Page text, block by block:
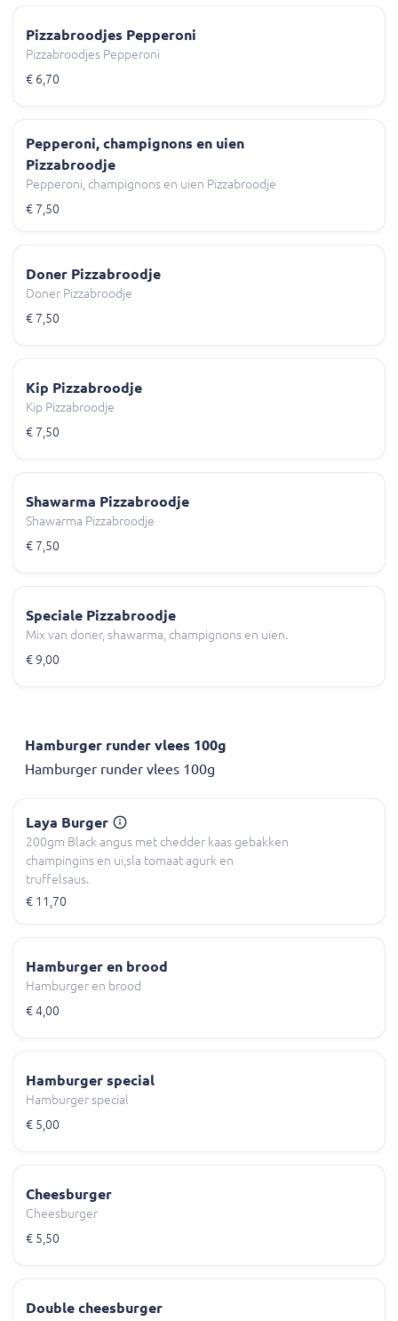
Pizzabroodjes Pepperoni
Pizzabroodjes Pepperoni
€ 6,70
Pepperoni, champignons en uien
Pizzabroodje
Pepperoni, champignons en uien Pizzabroodje
€ 7,50
Doner Pizzabroodje
Doner Pizzabroodje
€ 7,50
Kip Pizzabroodje
Kip Pizzabroodje
€ 7,50
Shawarma Pizzabroodje
Shawarma Pizzabroodje
€ 7,50
Speciale Pizzabroodje
Mix van doner, shawarma, champignons en uien.
€ 9,00
Hamburger runder vlees 100g
Hamburger runder vlees 100g
Laya Burger
200gm Black angus met chedder kaas gebakken
champingins en ui,sla tomaat agurk en
truffelsaus.
€ 11,70
Hamburger en brood
Hamburger en brood
€ 4,00
Hamburger special
Hamburger special
€ 5,00
Cheesburger
Cheesburger
€ 5,50
Double cheesburger